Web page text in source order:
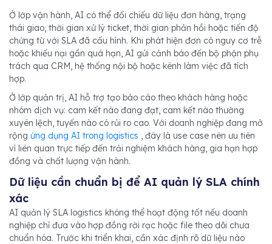
Ở lớp vận hành, AI có thể đối chiếu dữ liệu đơn hàng, trạng
thái giao, thời gian xử lý ticket, thời gian phản hồi hoặc tiến độ
chứng từ với SLA đã cấu hình. Khi phát hiện đơn có nguy cơ trễ
hoặc khiếu nại gần quá hạn, AI gửi cảnh báo đến bộ phận phụ
trách qua CRM, hệ thống nội bộ hoặc kênh làm việc đã tích
hợp.
Ở lớp quản trị, AI hỗ trợ tạo báo cáo theo khách hàng hoặc
nhóm dịch vụ: cam kết nào đang đạt, cam kết nào thường
xuyên lệch, tuyến nào có rủi ro cao. Với doanh nghiệp đang mở
rộng ứng dụng AI trong logistics , đây là use case nên ưu tiên
vì liên quan trực tiếp đến trải nghiệm khách hàng, gia hạn hợp
đồng và chất lượng vận hành.
Dữ liệu cần chuẩn bị để AI quản lý SLA chính
xác
AI quản lý SLA logistics không thể hoạt động tốt nếu doanh
nghiệp chỉ đưa vào hợp đồng rời rạc hoặc file theo dõi chưa
chuẩn hóa. Trước khi triển khai, cần xác định rõ dữ liệu nào